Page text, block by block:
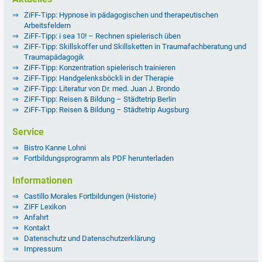
ZiFF-Tipp: Hypnose in pädagogischen und therapeutischen
Arbeitsfeldern
ZiFF-Tipp: i sea 10! – Rechnen spielerisch üben
ZiFF-Tipp: Skillskoffer und Skillsketten in Traumafachberatung und
Traumapädagogik
ZiFF-Tipp: Konzentration spielerisch trainieren
ZiFF-Tipp: Handgelenksböckli in der Therapie
ZiFF-Tipp: Literatur von Dr. med. Juan J. Brondo
ZiFF-Tipp: Reisen & Bildung – Städtetrip Berlin
ZiFF-Tipp: Reisen & Bildung – Städtetrip Augsburg
Service
Bistro Kanne Lohni
Fortbildungsprogramm als PDF herunterladen
Informationen
Castillo Morales Fortbildungen (Historie)
ZiFF Lexikon
Anfahrt
Kontakt
Datenschutz und Datenschutzerklärung
Impressum